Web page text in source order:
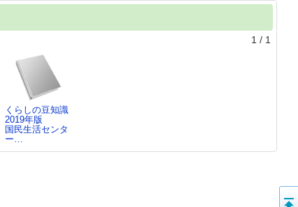
1 / 1
くらしの豆知識
2019年版
国民生活センタ
ー…